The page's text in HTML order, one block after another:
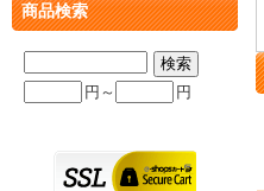
商品検索
円～ 円